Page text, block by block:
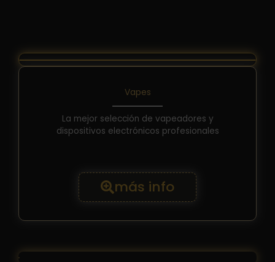
Vapes
La mejor selección de vapeadores y
dispositivos electrónicos profesionales
más info